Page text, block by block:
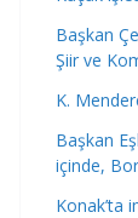
Başkan
Şiir ve
K.
Başkan
içinde,
Konak’ta